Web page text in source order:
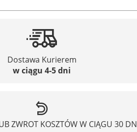
Dostawa Kurierem
w ciągu 4-5 dni
ZWROT KOSZTÓW W CIĄGU 30